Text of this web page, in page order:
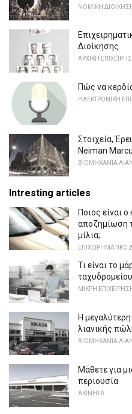
ΝΟΜΙΚΉ
Διοίκησης
ΑΡΧΙΚΉ
Πώς να
ΗΛΕΚΤΡΟΝΙΚΉ
Στοιχεία,
Neiman
ΒΙΟΜΗΧΑΝΊΑ
Intresting articles
Ποιος είναι
αποζημίωση
μίλια;
ΕΠΙΧΕΙΡΗΜΑΤΙΚΌ
Τι είναι το
ΜΙΚΡΉ
Η
λιανικής
ΒΙΟΜΗΧΑΝΊΑ
Μάθετε για
περιουσία
ΑΚΊΝΗΤΑ